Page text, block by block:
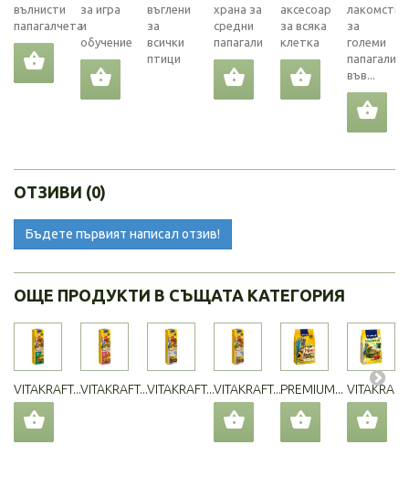
вълнисти
папагалчета
за игра
и
обучение
въглени
за
всички
птици
храна за
средни
папагали
аксесоар
за всяка
клетка
лакомство
за
големи
папагали
във...
ОТЗИВИ (0)
Бъдете първият написал отзив!
ОЩЕ ПРОДУКТИ В СЪЩАТА КАТЕГОРИЯ
VITAKRAFT...VITAKRAFT...VITAKRAFT...VITAKRAFT...PREMIUM...